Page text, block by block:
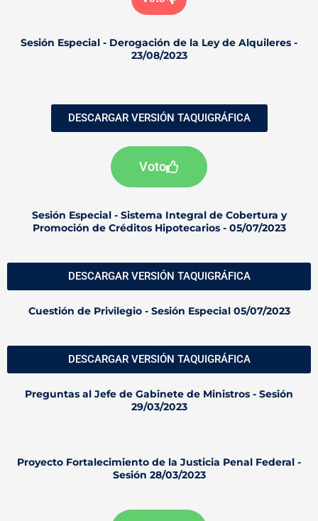
Sesión Especial - Derogación de la Ley de Alquileres -
23/08/2023
DESCARGAR VERSIÓN TAQUIGRÁFICA
Voto
Sesión Especial - Sistema Integral de Cobertura y
Promoción de Créditos Hipotecarios - 05/07/2023
DESCARGAR VERSIÓN TAQUIGRÁFICA
Cuestión de Privilegio - Sesión Especial 05/07/2023
DESCARGAR VERSIÓN TAQUIGRÁFICA
Preguntas al Jefe de Gabinete de Ministros - Sesión
29/03/2023
Proyecto Fortalecimiento de la Justicia Penal Federal -
Sesión 28/03/2023